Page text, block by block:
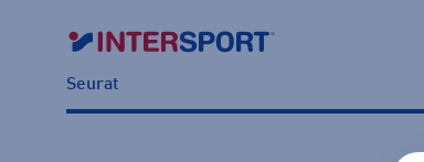
Seurat